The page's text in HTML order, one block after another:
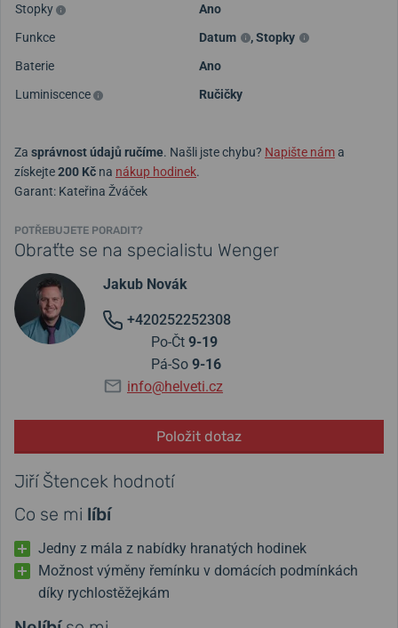
Stopky
Ano
Funkce
Datum ,Stopky
Baterie
Ano
Luminiscence
Ručičky
Za správnost údajů ručíme. Našli jste chybu? Napište náma
získejte200 Kč na nákup hodinek.
Garant: Kateřina Žváček
POTŘEBUJETE PORADIT?
Obraťte se na specialistu Wenger
Jakub Novák
+420252252308
Po-Čt 9-19
Pá-So 9-16
info@helveti.cz
Položit dotaz
Jiří Štencek hodnotí
Co se mi líbí
Jedny z mála z nabídky hranatých hodinek
Možnost výměny řemínku v domácích podmínkách
díky rychlostěžejkám